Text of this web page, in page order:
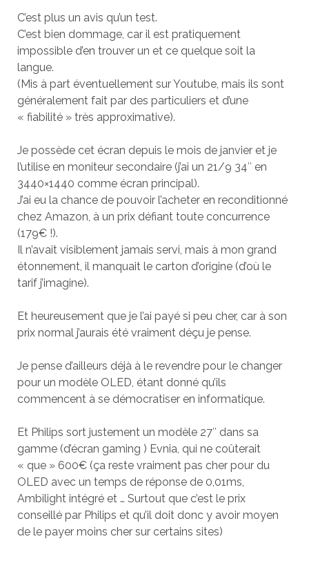
C’est plus un avis qu’un test.
C’est bien dommage, car il est pratiquement
impossible d’en trouver un et ce quelque soit la
langue.
(Mis à part éventuellement sur Youtube, mais ils sont
généralement fait par des particuliers et d’une
« fiabilité » très approximative).
Je possède cet écran depuis le mois de janvier et je
l’utilise en moniteur secondaire (j’ai un 21/9 34″ en
3440×1440 comme écran principal).
J’ai eu la chance de pouvoir l’acheter en reconditionné
chez Amazon, à un prix défiant toute concurrence
(179€ !).
Il n’avait visiblement jamais servi, mais à mon grand
étonnement, il manquait le carton d’origine (d’où le
tarif j’imagine).
Et heureusement que je l’ai payé si peu cher, car à son
prix normal j’aurais été vraiment déçu je pense.
Je pense d’ailleurs déjà à le revendre pour le changer
pour un modèle OLED, étant donné qu’ils
commencent à se démocratiser en informatique.
Et Philips sort justement un modèle 27″ dans sa
gamme (d’écran gaming ) Evnia, qui ne coûterait
« que » 600€ (ça reste vraiment pas cher pour du
OLED avec un temps de réponse de 0,01ms,
Ambilight intégré et … Surtout que c’est le prix
conseillé par Philips et qu’il doit donc y avoir moyen
de le payer moins cher sur certains sites)